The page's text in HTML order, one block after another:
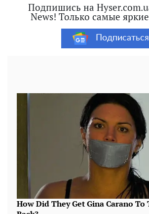
Подпишись на
News! Только самые
Подписаться